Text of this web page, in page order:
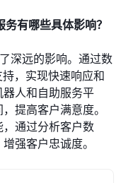
有哪些具体影响？
深远的影响。通过数
，实现快速响应和
人和自助服务平
提高客户满意度。
通过分析客户数
强客户忠诚度。